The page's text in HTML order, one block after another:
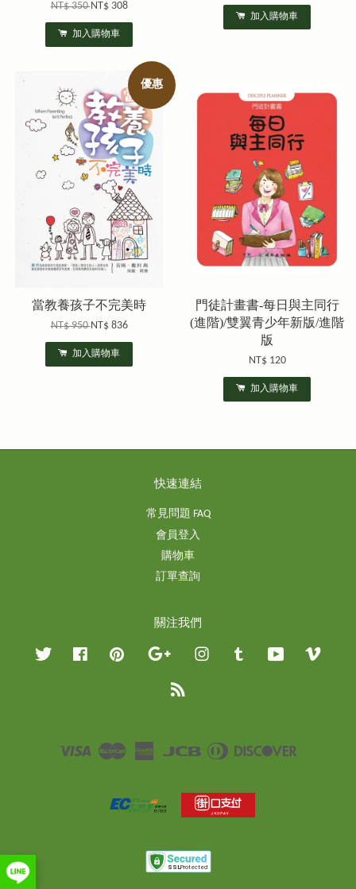
NT$ 350NT$ 308
加入購物車
加入購物車
優惠
當教養孩子不完美時
NT$ 950NT$ 836
加入購物車
門徒計畫書-每日與主同行
(進階)/雙翼青少年新版/進階
版
NT$ 120
加入購物車
快速連結
常見問題 FAQ
會員登入
購物車
訂單查詢
關注我們
Twitter Facebook Pinterest Google InstagramTumblr YouTube
Visa Master
American
JCB
Diners